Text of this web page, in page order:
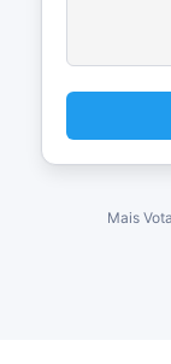
Mais